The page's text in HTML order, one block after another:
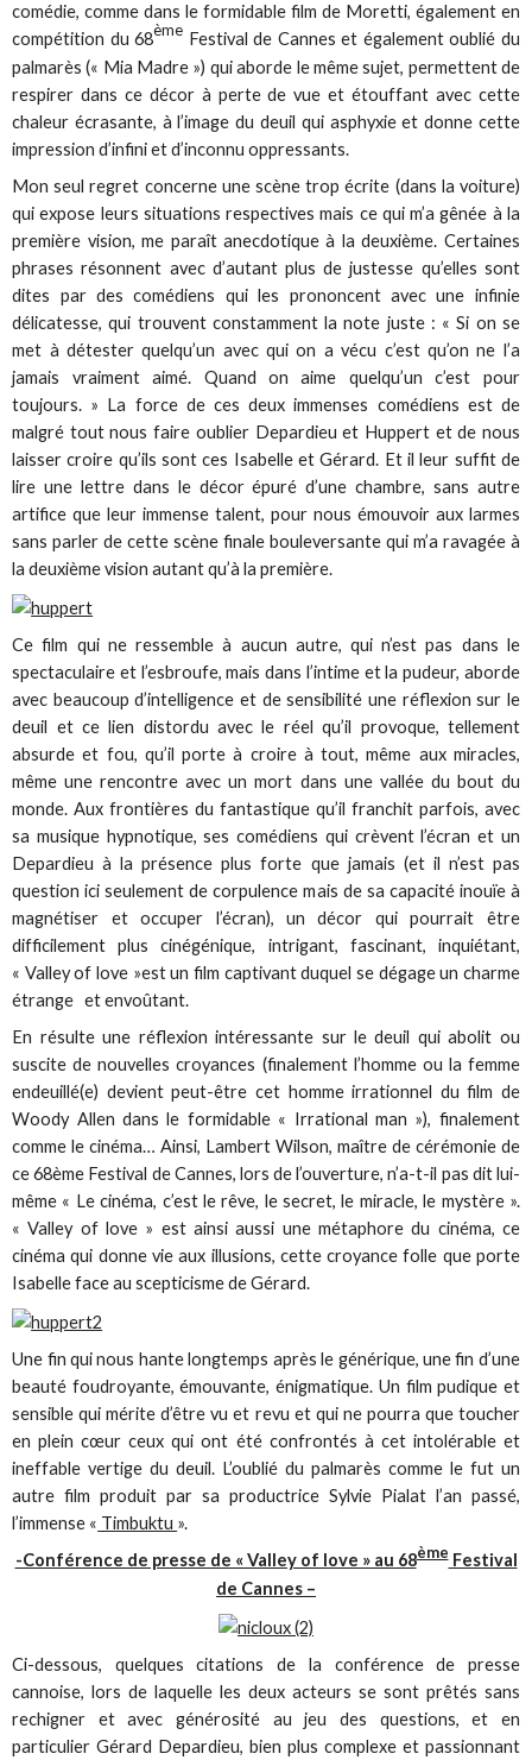
comédie, comme dans le formidable film de Moretti, également en
compétition du 68ème Festival de Cannes et également oublié du
palmarès (« Mia Madre ») qui aborde le même sujet, permettent de
respirer dans ce décor à perte de vue et étouffant avec cette
chaleur écrasante, à l’image du deuil qui asphyxie et donne cette
impression d’infini et d’inconnu oppressants.
Mon seul regret concerne une scène trop écrite (dans la voiture)
qui expose leurs situations respectives mais ce qui m’a gênée à la
première vision, me paraît anecdotique à la deuxième. Certaines
phrases résonnent avec d’autant plus de justesse qu’elles sont
dites par des comédiens qui les prononcent avec une infinie
délicatesse, qui trouvent constamment la note juste : « Si on se
met à détester quelqu’un avec qui on a vécu c’est qu’on ne l’a
jamais vraiment aimé. Quand on aime quelqu’un c’est pour
toujours. » La force de ces deux immenses comédiens est de
malgré tout nous faire oublier Depardieu et Huppert et de nous
laisser croire qu’ils sont ces Isabelle et Gérard. Et il leur suffit de
lire une lettre dans le décor épuré d’une chambre, sans autre
artifice que leur immense talent, pour nous émouvoir aux larmes
sans parler de cette scène finale bouleversante qui m’a ravagée à
la deuxième vision autant qu’à la première.
Ce film qui ne ressemble à aucun autre, qui n’est pas dans le
spectaculaire et l’esbroufe, mais dans l’intime et la pudeur, aborde
avec beaucoup d’intelligence et de sensibilité une réflexion sur le
deuil et ce lien distordu avec le réel qu’il provoque, tellement
absurde et fou, qu’il porte à croire à tout, même aux miracles,
même une rencontre avec un mort dans une vallée du bout du
monde. Aux frontières du fantastique qu’il franchit parfois, avec
sa musique hypnotique, ses comédiens qui crèvent l’écran et un
Depardieu à la présence plus forte que jamais (et il n’est pas
question ici seulement de corpulence mais de sa capacité inouïe à
magnétiser et occuper l’écran), un décor qui pourrait être
difficilement plus cinégénique, intrigant, fascinant, inquiétant,
« Valley of love »est un film captivant duquel se dégage un charme
étrange et envoûtant.
En résulte une réflexion intéressante sur le deuil qui abolit ou
suscite de nouvelles croyances (finalement l’homme ou la femme
endeuillé(e) devient peut-être cet homme irrationnel du film de
Woody Allen dans le formidable « Irrational man »), finalement
comme le cinéma… Ainsi, Lambert Wilson, maître de cérémonie de
ce 68ème Festival de Cannes, lors de l’ouverture, n’a-t-il pas dit lui-
même « Le cinéma, c’est le rêve, le secret, le miracle, le mystère ».
« Valley of love » est ainsi aussi une métaphore du cinéma, ce
cinéma qui donne vie aux illusions, cette croyance folle que porte
Isabelle face au scepticisme de Gérard.
Une fin qui nous hante longtemps après le générique, une fin d’une
beauté foudroyante, émouvante, énigmatique. Un film pudique et
sensible qui mérite d’être vu et revu et qui ne pourra que toucher
en plein cœur ceux qui ont été confrontés à cet intolérable et
ineffable vertige du deuil. L’oublié du palmarès comme le fut un
autre film produit par sa productrice Sylvie Pialat l’an passé,
l’immense « Timbuktu ».
-Conférence de presse de « Valley of love » au 68èmeFestival
de Cannes –
Ci-dessous, quelques citations de la conférence de presse
cannoise, lors de laquelle les deux acteurs se sont prêtés sans
rechigner et avec générosité au jeu des questions, et en
particulier Gérard Depardieu, bien plus complexe et passionnant